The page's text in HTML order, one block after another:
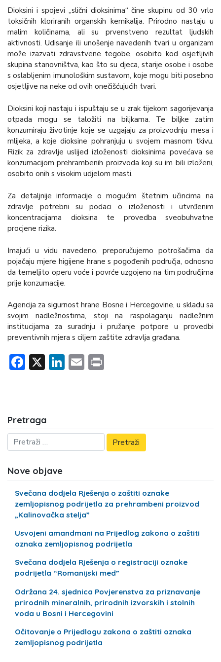
Dioksini i spojevi „slični dioksinima“ čine skupinu od 30 vrlo
toksičnih kloriranih organskih kemikalija. Prirodno nastaju u
malim količinama, ali su prvenstveno rezultat ljudskih
aktivnosti. Udisanje ili unošenje navedenih tvari u organizam
može izazvati zdravstvene tegobe, osobito kod osjetljivih
skupina stanovništva, kao što su djeca, starije osobe i osobe
s oslabljenim imunološkim sustavom, koje mogu biti posebno
osjetljive na neke od ovih onečišćujućih tvari.
Dioksini koji nastaju i ispuštaju se u zrak tijekom sagorijevanja
otpada mogu se taložiti na biljkama. Te biljke zatim
konzumiraju životinje koje se uzgajaju za proizvodnju mesa i
mlijeka, a koje dioksine pohranjuju u svojem masnom tkivu.
Rizik za zdravlje uslijed izloženosti dioksinima povećava se
konzumacijom prehrambenih proizvoda koji su im bili izloženi,
osobito onih s visokim udjelom masti.
Za detaljnije informacije o mogućim štetnim učincima na
zdravlje potrebni su podaci o izloženosti i utvrđenim
koncentracijama dioksina te provedba sveobuhvatne
procjene rizika.
Imajući u vidu navedeno, preporučujemo potrošačima da
pojačaju mjere higijene hrane s pogođenih područja, odnosno
da temeljito operu voće i povrće uzgojeno na tim područjima
prije konzumacije.
Agencija za sigurnost hrane Bosne i Hercegovine, u skladu sa
svojim nadležnostima, stoji na raspolaganju nadležnim
institucijama za suradnju i pružanje potpore u provedbi
preventivnih mjera s ciljem zaštite zdravlja građana.
Facebook
X LinkedIn
Email
Pretraga
Nove objave
Svečana dodjela Rješenja o zaštiti oznake
zemljopisnog podrijetla za prehrambeni proizvod
„Kalinovačka stelja”
Usvojeni amandmani na Prijedlog zakona o zaštiti
oznaka zemljopisnog podrijetla
Svečana dodjela Rješenja o registraciji oznake
podrijetla “Romanijski med”
Održana 24. sjednica Povjerenstva za priznavanje
prirodnih mineralnih, prirodnih izvorskih i stolnih
voda u Bosni i Hercegovini
Očitovanje o Prijedlogu zakona o zaštiti oznaka
zemljopisnog podrijetla